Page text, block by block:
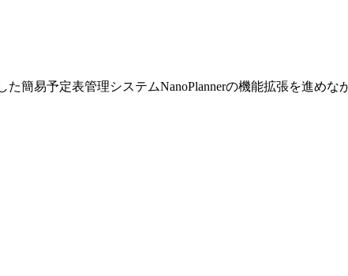
簡易予定表管理システムNanoPlannerの機能拡張を進め